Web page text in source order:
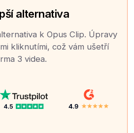
alternativa
k Opus Clip. Úpravy
kliknutími, což vám ušetří
3 videa.